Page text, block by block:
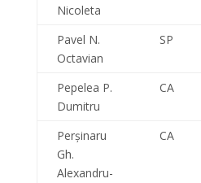
Nicoleta
Pavel N.
Octavian
SP
Pepelea P.
Dumitru
CA
Perşinaru
Gh.
Alexandru-
CA